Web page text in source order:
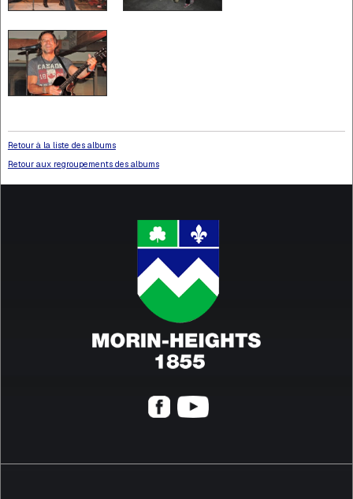
Retour à la liste des albums
Retour aux regroupements des albums